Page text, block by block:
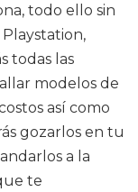
todo ello sin
todas las
modelos de
así como
gozarlos en tu
a la
te